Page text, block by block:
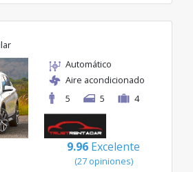
Automático
Aire acondicionado
5
5 4
9.96 Excelente
(27 opiniones)